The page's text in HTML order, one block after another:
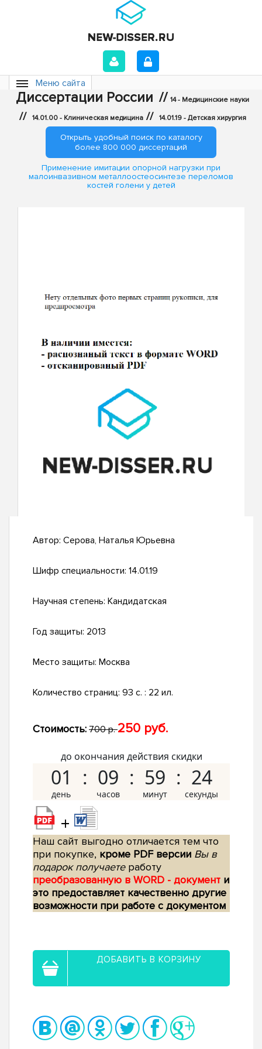
Меню сайта
Диссертации России // 14 - Медицинские науки
// 14.01.00 - Клиническая медицина // 14.01.19 - Детская хирургия
Открыть удобный поиск по каталогу
более 800 000 диссертаций
Применение имитации опорной нагрузки при
малоинвазивном металлоостеосинтезе переломов
костей голени у детей
Автор: Серова, Наталья Юрьевна
Шифр специальности: 14.01.19
Научная степень: Кандидатская
Год защиты: 2013
Место защиты: Москва
Количество страниц: 93 с. : 22 ил.
Стоимость: 700 р.250 руб.
до окончания действия скидки
01 09 59 23
+
Наш сайт выгодно отличается тем что
при покупке, кроме PDF версии Вы в
подарок получаетеработу
преобразованную в WORD - документ и
это предоставляет качественно другие
возможности при работе с документом
ДОБАВИТЬ В КОРЗИНУ